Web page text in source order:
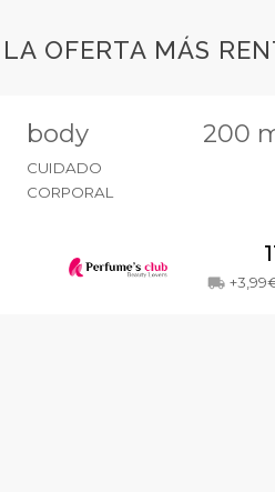
LA OFERTA MÁS
body
CUIDADO
CORPORAL
200
local_shipping